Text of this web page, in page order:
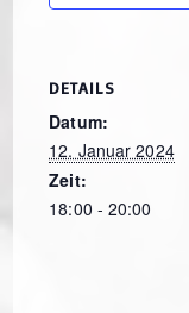
DETAILS
Datum:
12. Januar 2024
Zeit:
18:00 - 20:00